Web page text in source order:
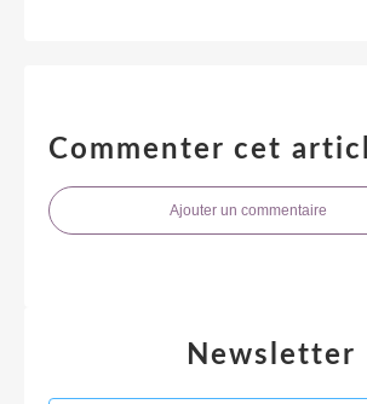
Commenter cet
Ajouter un commentaire
Newsletter